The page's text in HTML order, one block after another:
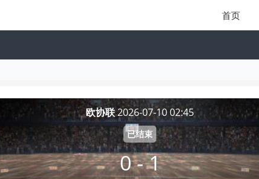
首页
欧协联2026-07-10 02:45
已结束
0 - 1